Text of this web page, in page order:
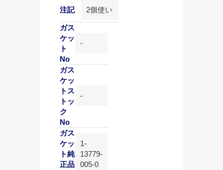
注記 2個使い
ガス
ケッ
ト
No
-
ガス
ケッ
トス
トッ
ク
No
-
ガス
ケッ
ト純
正品
1-
13779-
005-0